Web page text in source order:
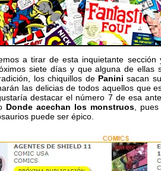
a tirar de esta inquietante
siete días y que alguna de ellas
los chiquillos de Panini sacan
las delicias de todos aquellos que
destacar el número 7 de esa
Donde acechan los monstruos ,
puede ser épico.